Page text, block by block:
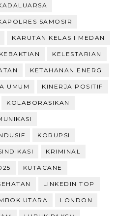
SAMOSIR
KARUTAN KELAS I MEDAN
KEBAKTIAN KELESTARIAN
KETAHANAN ENERGI
UMUM KINERJA POSITIF
KOLABORASIKAN
KORUPSI
KRIMINAL
KUTACANE
LINKEDIN TOP
UTARA LONDON